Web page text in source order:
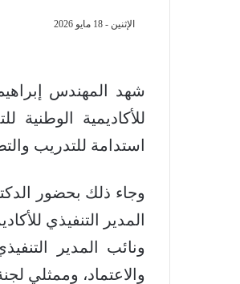
الإثنين - 18 مايو 2026
شهد المهندس
للأكاديمية الوطنية
استدامة للتدريب
وجاء ذلك بحضور
المدير التنفيذي
ونائب المدير
والاعتماد، وممثلي